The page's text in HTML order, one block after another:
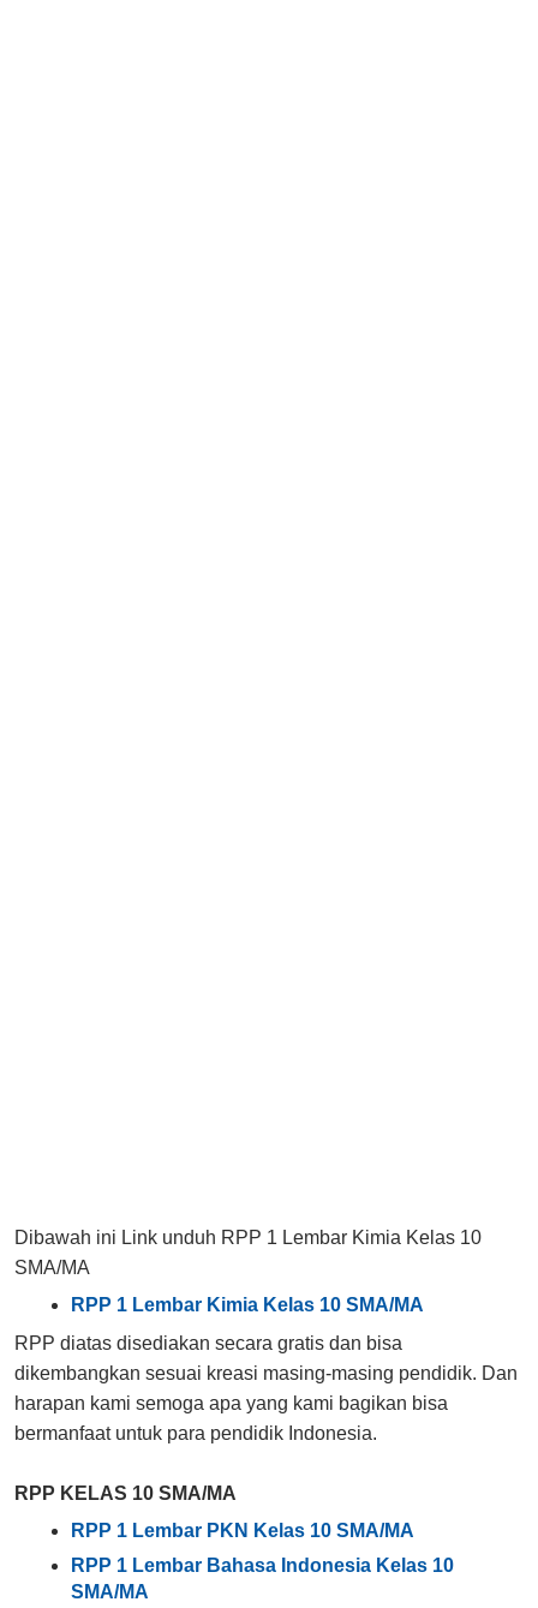
Dibawah ini Link unduh RPP 1 Lembar Kimia Kelas 10
SMA/MA
RPP 1 Lembar Kimia Kelas 10 SMA/MA
RPP diatas disediakan secara gratis dan bisa
dikembangkan sesuai kreasi masing-masing pendidik. Dan
harapan kami semoga apa yang kami bagikan bisa
bermanfaat untuk para pendidik Indonesia.
RPP KELAS 10 SMA/MA
RPP 1 Lembar PKN Kelas 10 SMA/MA
RPP 1 Lembar Bahasa Indonesia Kelas 10
SMA/MA